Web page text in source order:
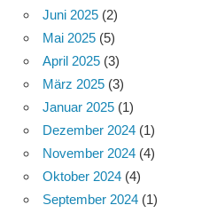
Juni 2025 (2)
Mai 2025 (5)
April 2025 (3)
März 2025 (3)
Januar 2025 (1)
Dezember 2024 (1)
November 2024 (4)
Oktober 2024 (4)
September 2024 (1)